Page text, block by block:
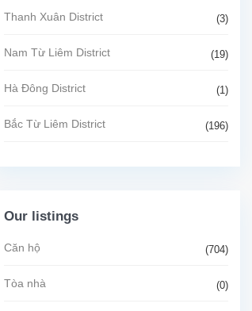
Thanh Xuân District (3)
Nam Từ Liêm District (19)
Hà Đông District (1)
Bắc Từ Liêm District (196)
Our listings
Căn hộ (704)
Tòa nhà (0)